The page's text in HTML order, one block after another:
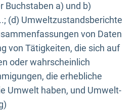
Buchstaben a) und b)
(d) Umweltzustandsberichte
von Daten
von Tätigkeiten, die sich auf
oder wahrscheinlich
die erhebliche
Umwelt haben, und Umwelt-